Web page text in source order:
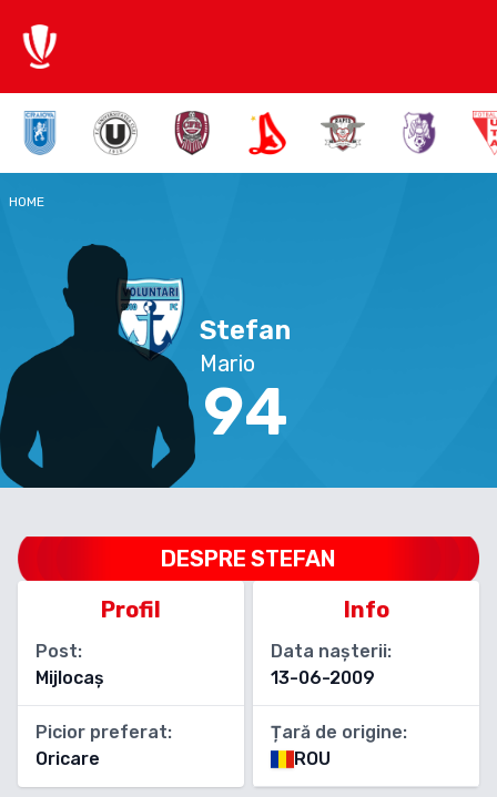
HOME
94
Stefan
Mario
DESPRE STEFAN
Profil
Post:
Mijlocaș
Picior preferat:
Oricare
Info
Data nașterii:
13-06-2009
Țară de origine:
ROU